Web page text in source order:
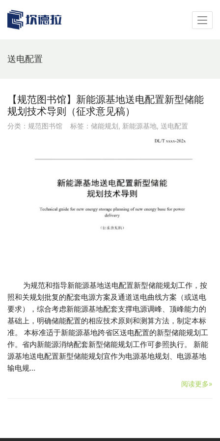
送电配置
【规范图书馆】新能源基地送电配置新型储能
规划技术导则（征求意见稿）
分类： 规范图书馆 标签： 储能规划, 新能源基地, 送电配置
为规范和指导新能源基地送电配置新型储能规划工作，按
照和关规划批复的配套电源方案及通道送电曲线方案（或送电
要求），综合考虑新能源基地配套支撑电源调峰、顶峰能力的
基础上，明确储能配置的相应技术原则和测算方法，制定本标
准。 本标准适于新能源基地跨省区送电配置的新型储能规划工
作。省内新能源消纳配套新型储能规划工作可参照执行。 新能
源基地送电配置新型储能规划宜作为电源基地规划、电源基地
输电规…
阅读更多»